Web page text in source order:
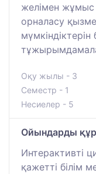
желімен жұмыс
орналасу
мүмкіндіктерін
Оқу жылы - 3
Семестр - 1
Несиелер - 5
Ойындарды
Интерактивті
қажетті білім